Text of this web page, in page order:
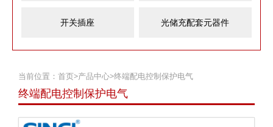
开关插座 光储充配套元器件
当前位置： 首页>产品中心>终端配电控制保护电气
终端配电控制保护电气